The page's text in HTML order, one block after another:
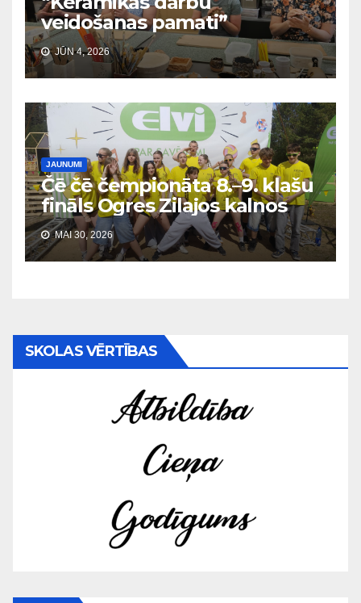
veidošanas pamati”
JŪN 4, 2026
JAUNUMI
Čē čē čempionāta 8.–9. klašu
fināls Ogres Zilajos kalnos
MAI 30, 2026
SKOLAS VĒRTĪBAS